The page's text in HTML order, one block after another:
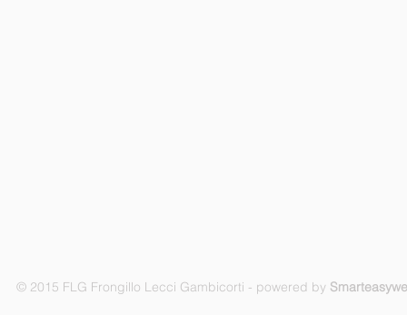
© 2015 FLG Frongillo Lecci Gambicorti - powered by